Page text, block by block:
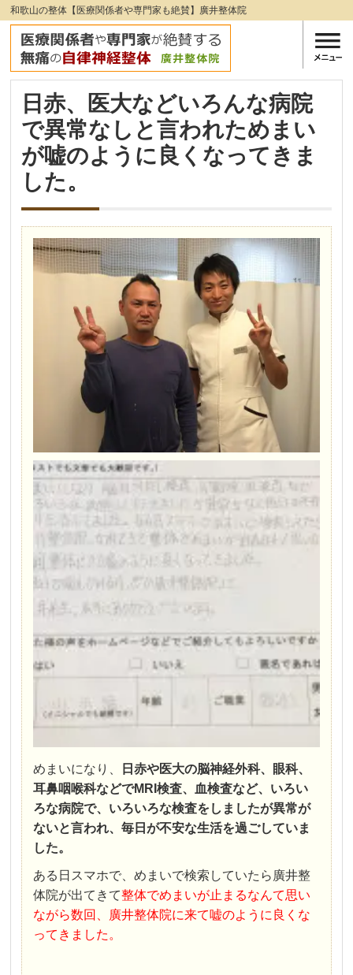
和歌山の整体【医療関係者や専門家も絶賛】廣井整体院
日赤、医大などいろんな病院
で異常なしと言われためまい
が嘘のように良くなってきま
した。
めまいになり、 日赤や医大の脳神経外科、眼科、
耳鼻咽喉科などでMRI検査、血検査など、いろい
ろな病院で、いろいろな検査をしましたが異常が
ないと言われ、毎日が不安な生活を過ごしていま
した。
ある日スマホで、めまいで検索していたら廣井整
体院が出てきて整体でめまいが止まるなんて思い
ながら数回、廣井整体院に来て嘘のように良くな
ってきました。